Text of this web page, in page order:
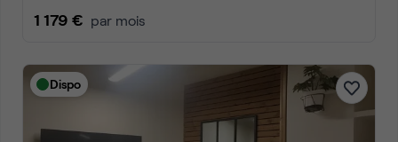
1 179 € par mois
Dispo